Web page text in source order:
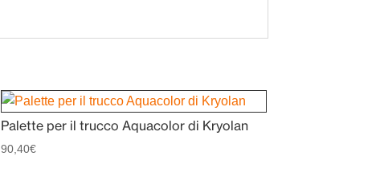
Palette per il trucco Aquacolor di Kryolan
90,40€